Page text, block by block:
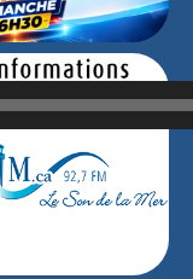
à la table des
courage du
et à la